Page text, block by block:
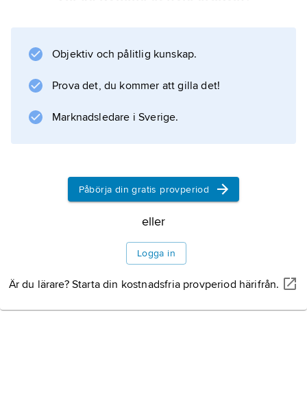
industriföretag.
Information om artikeln
Objektiv och pålitlig kunskap.
Prova det, du kommer att gilla det!
Marknadsledare i Sverige.
Påbörja din gratis provperiod
eller
Logga in
Är du lärare? Starta din kostnadsfria provperiod härifrån.